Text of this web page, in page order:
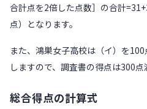
合計点を2倍した点数］の合計
点）となります。
また、鴻巣女子高校は（イ）を
しますので、調査書の得点は300点
総合得点の計算式